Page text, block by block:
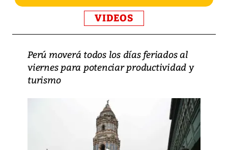
VIDEOS
Perú moverá todos los días feriados al
viernes para potenciar productividad y
turismo